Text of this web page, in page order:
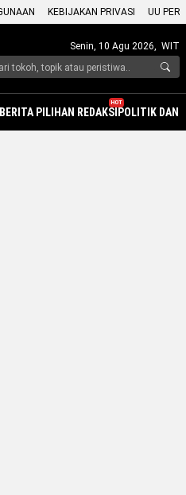
KEBIJAKAN PRIVASI UU
Senin, 10 Agu 2026, WIT
BERITA PILIHAN REDAKSI
HOT
POLITIK DAN